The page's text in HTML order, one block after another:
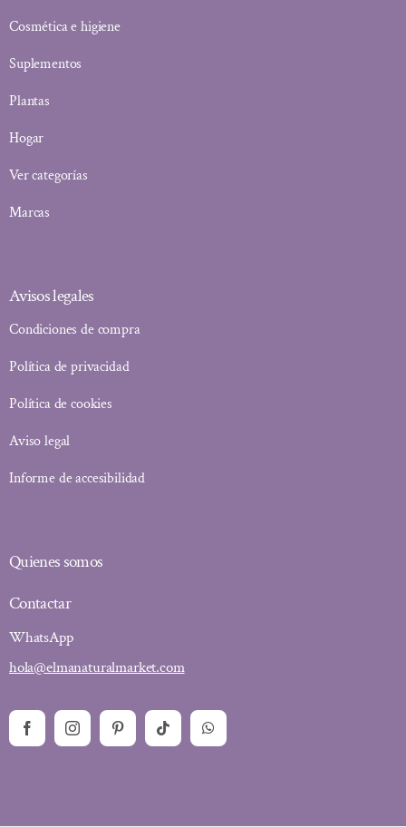
Cosmética e higiene
Suplementos
Plantas
Hogar
Ver categorías
Marcas
Avisos legales
Condiciones de compra
Política de privacidad
Política de cookies
Aviso legal
Informe de accesibilidad
Quienes somos
Contactar
WhatsApp
hola@elmanaturalmarket.com